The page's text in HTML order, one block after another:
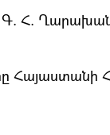
Հ.